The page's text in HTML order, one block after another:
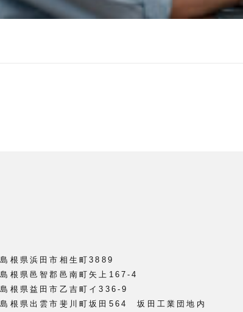
根県浜田市相生町3889
根県邑智郡邑南町矢上167-4
根県益田市乙吉町イ336-9
根県出雲市斐川町坂田564 坂田工業団地内